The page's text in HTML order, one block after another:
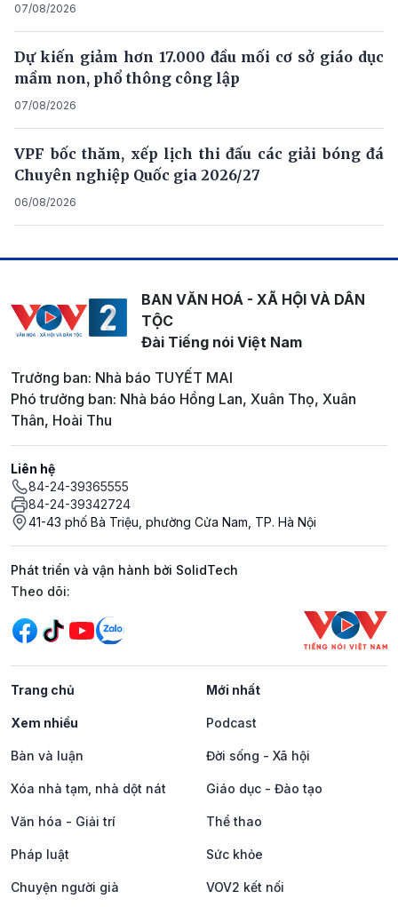
07/08/2026
Dự kiến giảm hơn 17.000 đầu mối cơ sở giáo dục
mầm non, phổ thông công lập
07/08/2026
VPF bốc thăm, xếp lịch thi đấu các giải bóng đá
Chuyên nghiệp Quốc gia 2026/27
06/08/2026
BAN VĂN HOÁ - XÃ HỘI VÀ DÂN
TỘC
Đài Tiếng nói Việt Nam
Trưởng ban: Nhà báo TUYẾT MAI
Phó trưởng ban: Nhà báo Hồng Lan, Xuân Thọ, Xuân
Thân, Hoài Thu
Liên hệ
84-24-39365555
84-24-39342724
41-43 phố Bà Triệu, phường Cửa Nam, TP. Hà Nội
Phát triển và vận hành bởi SolidTech
Mạng xã hội
Theo dõi:
Trang chủ Mới nhất
Xem nhiều Podcast
Bàn và luận Đời sống - Xã hội
Xóa nhà tạm, nhà dột nát Giáo dục - Đào tạo
Văn hóa - Giải trí Thể thao
Pháp luật Sức khỏe
Chuyện người già VOV2 kết nối